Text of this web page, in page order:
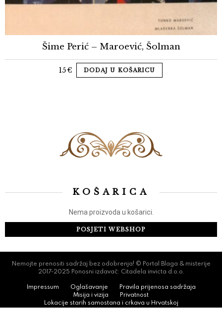
Šime Perić – Maroević, Šolman
15€ DODAJ U KOŠARICU
KOŠARICA
Nema proizvoda u košarici.
POSJETI WEBSHOP
Nemojte prenositi sadržaj bez odobrenja! © Portal Blaga & misterije
2017-2025 Ponosni izdavač: Citadela invicta d.o.o.
Impressum
Oglašavanje
Pravila prijenosa sadržaja
Misija i vizija
Privatnost
Lokacije starih samostana i crkava u Hrvatskoj
Lokacije utvrda, gradina i dvoraca u Hrvatskoj